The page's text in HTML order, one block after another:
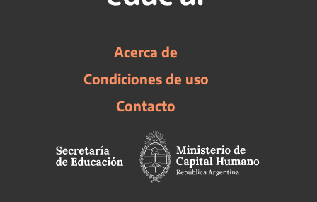
Acerca de
Condiciones de uso
Contacto